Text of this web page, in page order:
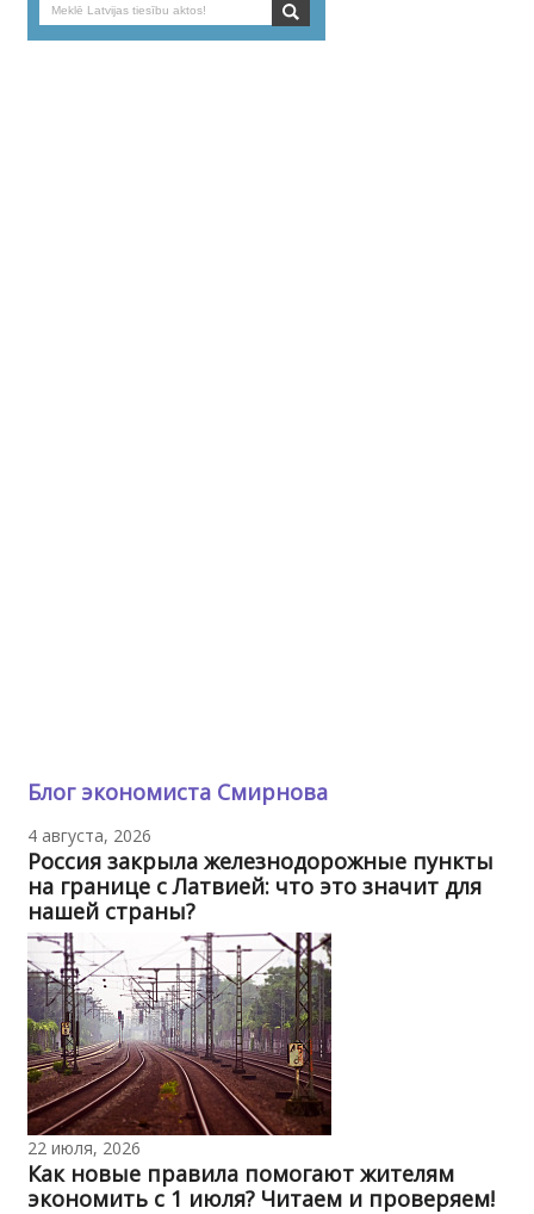
Блог экономиста Смирнова
4 августа, 2026
Россия закрыла железнодорожные пункты
на границе с Латвией: что это значит для
нашей страны?
22 июля, 2026
Как новые правила помогают жителям
экономить с 1 июля? Читаем и проверяем!